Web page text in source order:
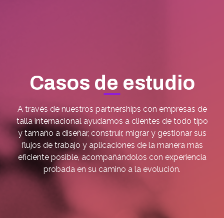
Casos de estudio
A través de nuestros partnerships con empresas de
talla internacional ayudamos a clientes de todo tipo
y tamaño a diseñar, construir, migrar y gestionar sus
flujos de trabajo y aplicaciones de la manera más
eficiente posible, acompañándolos con experiencia
probada en su camino a la evolución.